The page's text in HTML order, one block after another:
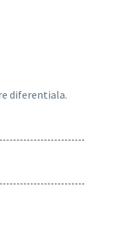
diferentiala.